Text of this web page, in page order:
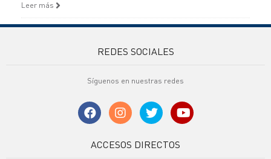
Leer más
REDES SOCIALES
Síguenos en nuestras redes
ACCESOS DIRECTOS